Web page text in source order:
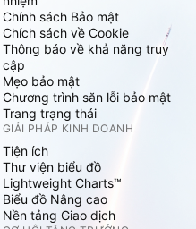
Chính sách Bảo mật
Chích sách về Cookie
Thông báo về khả năng truy
cập
Mẹo bảo mật
Chương trình săn lỗi bảo mật
Trang trạng thái
GIẢI PHÁP KINH DOANH
Tiện ích
Thư viện biểu đồ
Lightweight Charts™
Biểu đồ Nâng cao
Nền tảng Giao dịch